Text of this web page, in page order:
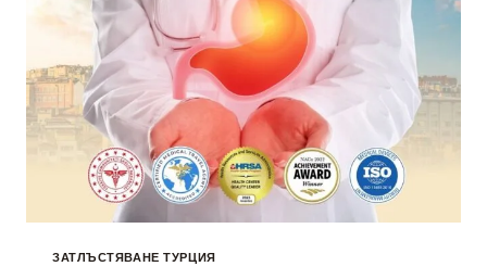
ЗАТЛЪСТЯВАНЕ ТУРЦИЯ